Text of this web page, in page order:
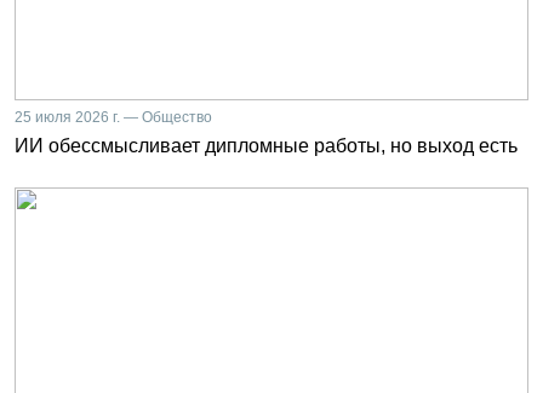
25 июля 2026 г. — Общество
ИИ обессмысливает дипломные работы, но выход есть